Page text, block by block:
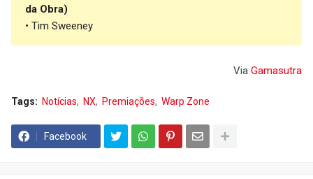
da Obra)
• Tim Sweeney
Via Gamasutra
Tags: Notícias NX Premiações Warp Zone
Facebook